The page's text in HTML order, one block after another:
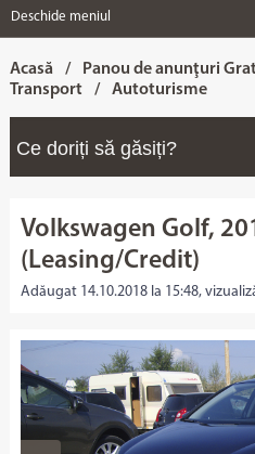
Deschide meniul
Acasă / Panou de anunţuri
Transport
/ Autoturisme
Volkswagen Golf,
(Leasing/Credit)
Adăugat 14.10.2018 la 15:48,